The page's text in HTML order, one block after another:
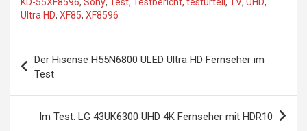
Ultra HD, XF85, XF8596
Der Hisense H55N6800 ULED Ultra HD Fernseher im
Test
Im Test: LG 43UK6300 UHD 4K Fernseher mit HDR10